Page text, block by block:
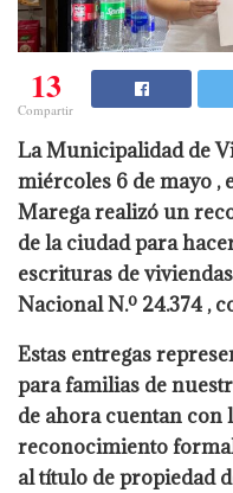
13
Compartir
La Municipalidad de
miércoles 6 de mayo ,
Marega realizó un
de la ciudad para
escrituras de
Nacional N.º 24.374 ,
Estas entregas
para familias de
de ahora cuentan con
reconocimiento
al título de propiedad